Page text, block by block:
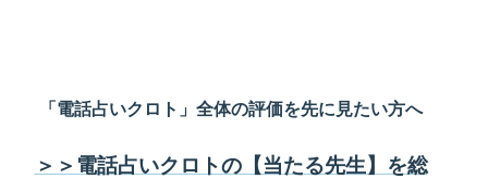
「電話占いクロト」全体の評価を先に見たい方へ
＞＞電話占いクロトの【当たる先生】を総